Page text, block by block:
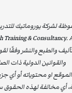
لشركة يوروماتيك للتدريب
Training &
والطبع والنشر وفقًا
والقوانين الدولية ذات
او محتوياته أو أي جزء
أي مخالفة لهذه الحقوق